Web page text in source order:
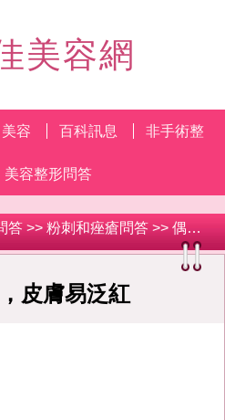
美容網
容 百科訊息 非手術整
美容整形問答
答 >> 粉刺和痤瘡問答 >> 偶爾長痘，皮膚易泛紅
皮膚易泛紅